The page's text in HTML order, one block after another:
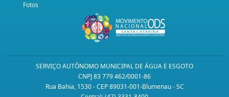
Fotos
SERVIÇO AUTÔNOMO MUNICIPAL DE ÁGUA E ESGOTO
CNPJ 83 779 462/0001-86
Rua Bahia, 1530 - CEP 89031-001-Blumenau - SC